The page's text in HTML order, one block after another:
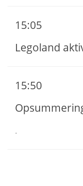
15:05
Legoland
15:50
.